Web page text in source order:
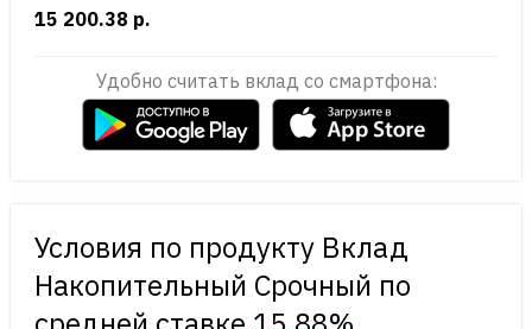
15 200.38 р.
Удобно считать вклад со смартфона:
Условия по продукту Вклад
Накопительный Срочный по